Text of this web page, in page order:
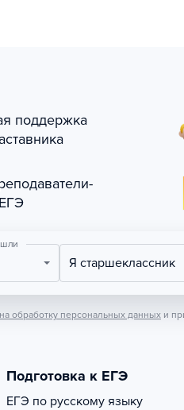
поддержка
Я старшеклассник
обработку персональных данных и
Подготовка к ЕГЭ
ЕГЭ по русскому языку